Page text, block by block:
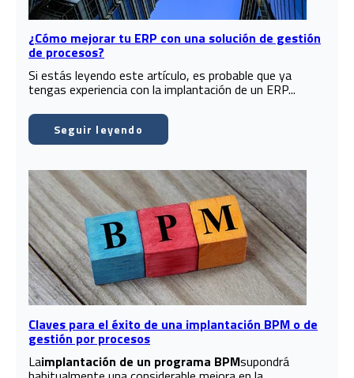
¿Cómo mejorar tu ERP con una solución de gestión
de procesos?
Si estás leyendo este artículo, es probable que ya
tengas experiencia con la implantación de un ERP...
Seguir leyendo
Claves para el éxito de una implantación BPM o de
gestión por procesos
Laimplantación de un programa BPMsupondrá